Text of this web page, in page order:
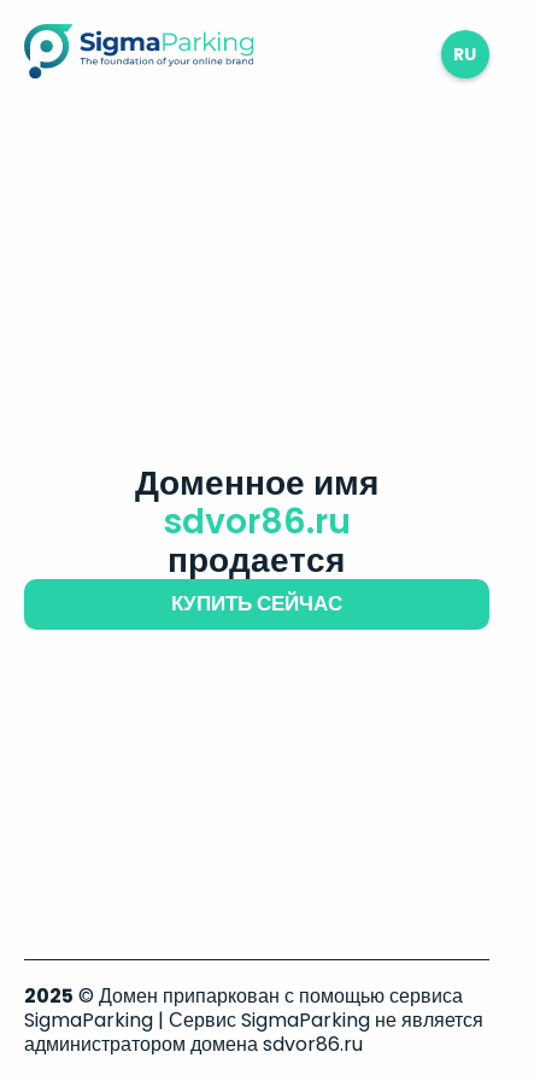
RU
Доменное имя
sdvor86.ru
продается
КУПИТЬ СЕЙЧАС
2025 © Домен припаркован с помощью сервиса
SigmaParking | Сервис SigmaParking не является
администратором домена sdvor86.ru